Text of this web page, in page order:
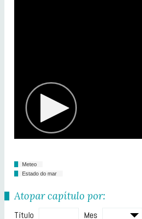
Meteo
Estado do mar
Atopar capítulo por:
Título Mes